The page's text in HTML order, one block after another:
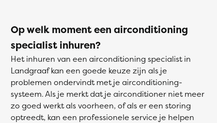
Op welk moment een airconditioning
specialist inhuren?
Het inhuren van een airconditioning specialist in
Landgraaf kan een goede keuze zijn als je
problemen ondervindt met je airconditioning-
systeem. Als je merkt dat je airconditioner niet meer
zo goed werkt als voorheen, of als er een storing
optreedt, kan een professionele service je helpen